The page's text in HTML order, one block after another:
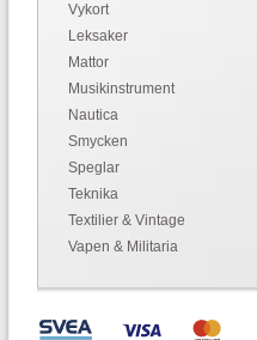
Vykort
Leksaker
Mattor
Musikinstrument
Nautica
Smycken
Speglar
Teknika
Textilier & Vintage
Vapen & Militaria